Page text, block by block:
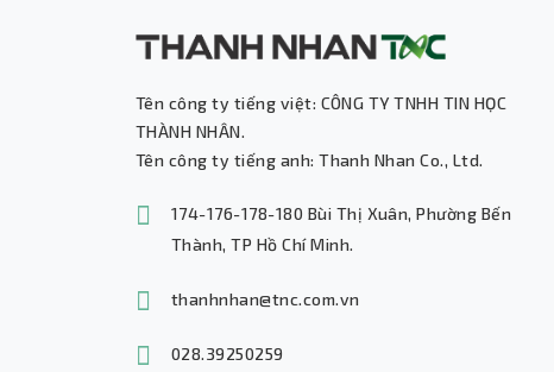
Tên công ty tiếng việt: CÔNG TY TNHH TIN HỌC
THÀNH NHÂN.
Tên công ty tiếng anh: Thanh Nhan Co., Ltd.
174-176-178-180 Bùi Thị Xuân, Phường Bến
Thành, TP Hồ Chí Minh.
thanhnhan@tnc.com.vn
028.39250259